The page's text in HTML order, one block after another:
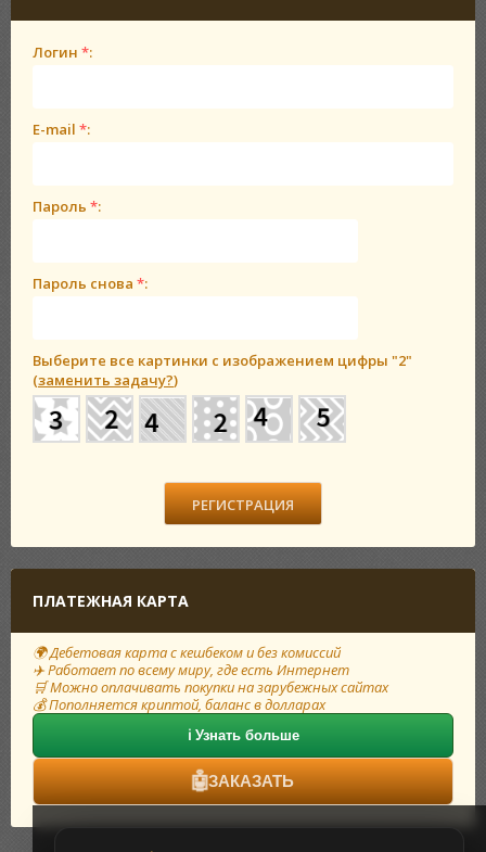
Логин *:
E-mail *:
Пароль *:
Пароль снова *:
Выберите все картинки с изображением цифры "2"
(заменить задачу?)
ПЛАТЕЖНАЯ КАРТА
🌍 Дебетовая карта с кешбеком и без комиссий
✈️ Работает по всему миру, где есть Интернет
🛒 Можно оплачивать покупки на зарубежных сайтах
💰 Пополняется криптой, баланс в долларах
ℹ️ Узнать больше
🤖ЗАКАЗАТЬ